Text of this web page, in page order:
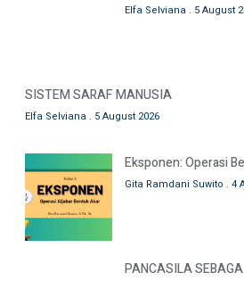
Elfa Selviana 5 August
SISTEM SARAF MANUSIA
Elfa Selviana 5 August 2026
Eksponen: Operasi
Gita Ramdani Suwito 4
PANCASILA